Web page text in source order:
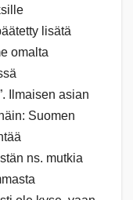
lisätä
omalta
Ilmaisen asian
Suomen
ns. mutkia